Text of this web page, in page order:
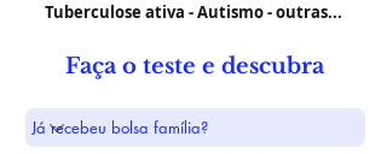
Tuberculose ativa - Autismo - outras...
Faça o teste e descubra